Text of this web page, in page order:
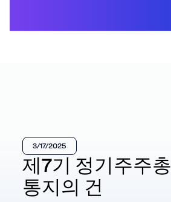
3/17/2025
제7기 정기주주
통지의 건